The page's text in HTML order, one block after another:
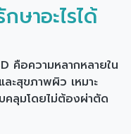
ษาอะไรได้
คือความหลากหลายใน
ะสุขภาพผิว เหมาะ
ลุมโดยไม่ต้องผ่าตัด